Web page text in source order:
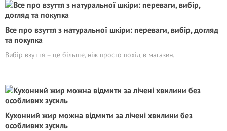
Все про взуття з натуральної шкіри: переваги, вибір, догляд
та покупка
Вибір взуття – це більше, ніж просто похід в магазин.
Кухонний жир можна відмити за лічені хвилини без
особливих зусиль